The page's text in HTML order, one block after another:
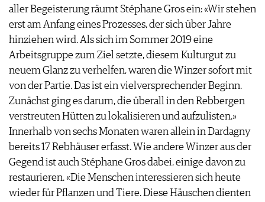
WINE TRADE CLUB
REDAKTION
JOBS
WERBUNG
IMPRESSUM
AGB & DATENSCHUTZ
aller Begeisterung räumt Stéphane Gros ein: «Wir stehen
erst am Anfang eines Prozesses, der sich über Jahre
hinziehen wird. Als sich im Sommer 2019 eine
Arbeitsgruppe zum Ziel setzte, diesem Kulturgut zu
neuem Glanz zu verhelfen, waren die Winzer sofort mit
von der Partie. Das ist ein vielversprechender Beginn.
Zunächst ging es darum, die überall in den Rebbergen
verstreuten Hütten zu lokalisieren und aufzulisten.»
Innerhalb von sechs Monaten waren allein in Dardagny
bereits 17 Rebhäuser erfasst. Wie andere Winzer aus der
Gegend ist auch Stéphane Gros dabei, einige davon zu
restaurieren. «Die Menschen interessieren sich heute
wieder für Pflanzen und Tiere. Diese Häuschen dienten